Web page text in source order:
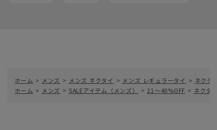
ホーム > メンズ > メンズ ネクタイ > メンズ レギュラータイ > ネクタ
ホーム > メンズ > SALEアイテム（メンズ） > 21～40%OFF > ネクタ